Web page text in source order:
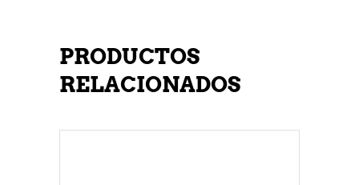
PRODUCTOS
RELACIONADOS